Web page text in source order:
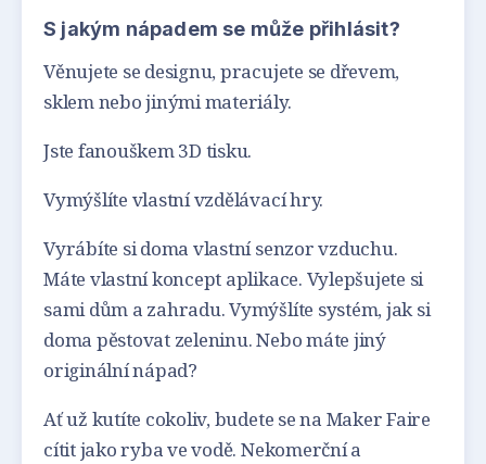
S jakým nápadem se může přihlásit?
Věnujete se designu, pracujete se dřevem,
sklem nebo jinými materiály.
Jste fanouškem 3D tisku.
Vymýšlíte vlastní vzdělávací hry.
Vyrábíte si doma vlastní senzor vzduchu.
Máte vlastní koncept aplikace. Vylepšujete si
sami dům a zahradu. Vymýšlíte systém, jak si
doma pěstovat zeleninu. Nebo máte jiný
originální nápad?
Ať už kutíte cokoliv, budete se na Maker Faire
cítit jako ryba ve vodě. Nekomerční a